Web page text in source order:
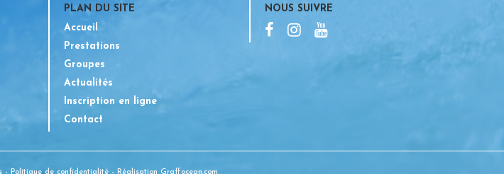
PLAN DU SITE
Accueil
Prestations
Groupes
Actualités
Inscription en ligne
Contact
NOUS SUIVRE
- Politique de confidentialité- Réalisation Graffocean.com